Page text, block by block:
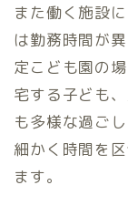
また働く施設
は勤務時間が
定こども園の
宅する子ども
も多様な過ご
細かく時間を
ます。